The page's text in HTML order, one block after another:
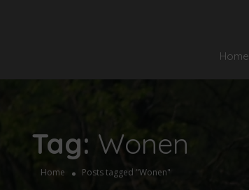
Home
Tag: Wonen
Home Posts tagged "Wonen"